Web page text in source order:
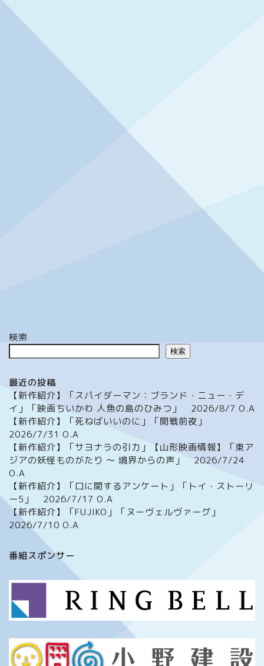
検索
検索
最近の投稿
【新作紹介】「スパイダーマン：ブランド・ニュー・デ
イ」「映画ちいかわ 人魚の島のひみつ」 2026/8/7 O.A
【新作紹介】「死ねばいいのに」「開戦前夜」
2026/7/31 O.A
【新作紹介】「サヨナラの引力」【山形映画情報】「東ア
ジアの妖怪ものがたり ～ 境界からの声」 2026/7/24
O.A
【新作紹介】「口に関するアンケート」「トイ・ストーリ
ー5」 2026/7/17 O.A
【新作紹介】「FUJIKO」「ヌーヴェルヴァーグ」
2026/7/10 O.A
番組スポンサー
番組について
メッセージフォーム
イベント情報